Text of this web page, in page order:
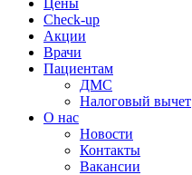
Цены
Check-up
Акции
Врачи
Пациентам
ДМС
Налоговый вычет
О нас
Новости
Контакты
Вакансии